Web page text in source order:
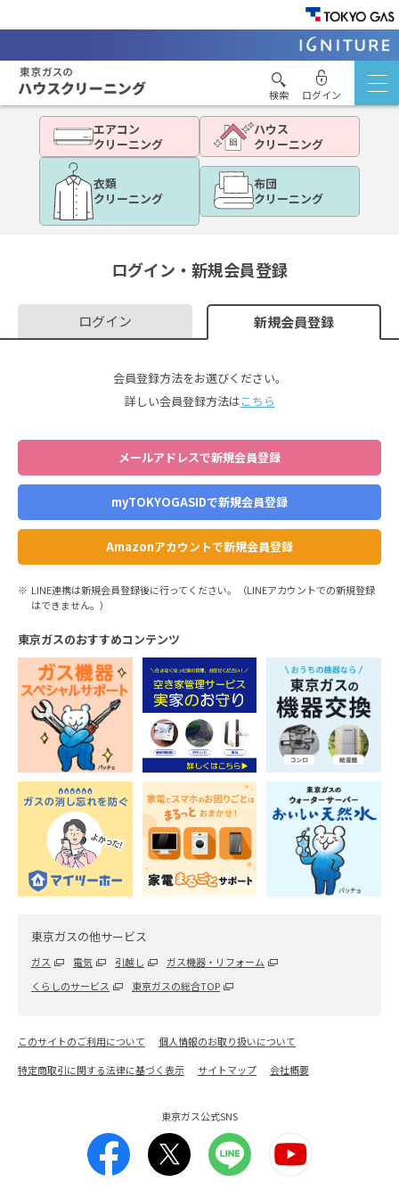
検索 ログイン
エアコン
クリーニング
ハウス
クリーニング
衣類
クリーニング
布団
クリーニング
ログイン・新規会員登録
ログイン 新規会員登録
会員登録方法をお選びください。
詳しい会員登録方法はこちら
メールアドレスで新規会員登録
myTOKYOGASIDで新規会員登録
Amazonアカウントで新規会員登録
LINE連携は新規会員登録後に行ってください。（LINEアカウントでの新規登録
はできません。）
東京ガスのおすすめコンテンツ
東京ガスの他サービス
ガス 電気 引越し
ガス機器・リフォーム
くらしのサービス
東京ガスの総合TOP
このサイトのご利用について
個人情報のお取り扱いについて
特定商取引に関する法律に基づく表示
サイトマップ 会社概要
東京ガス公式SNS